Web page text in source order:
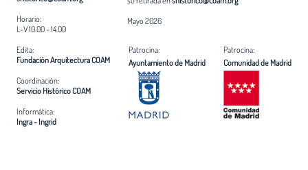
Horario:
L-V 10.00 - 14.00
Mayo 2026
Edita:
Fundación Arquitectura COAM
Coordinación:
Servicio Histórico COAM
Informática:
Ingra - Ingrid
Patrocina:
Ayuntamiento de Madrid
Patrocina:
Comunidad de Madrid